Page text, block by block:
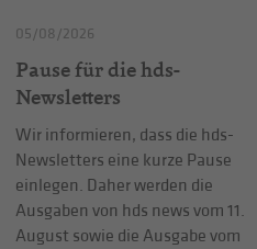
05/08/2026
Pause für die hds-
Newsletters
Wir informieren, dass die hds-
Newsletters eine kurze Pause
einlegen. Daher werden die
Ausgaben von hds news vom 11.
August sowie die Ausgabe vom